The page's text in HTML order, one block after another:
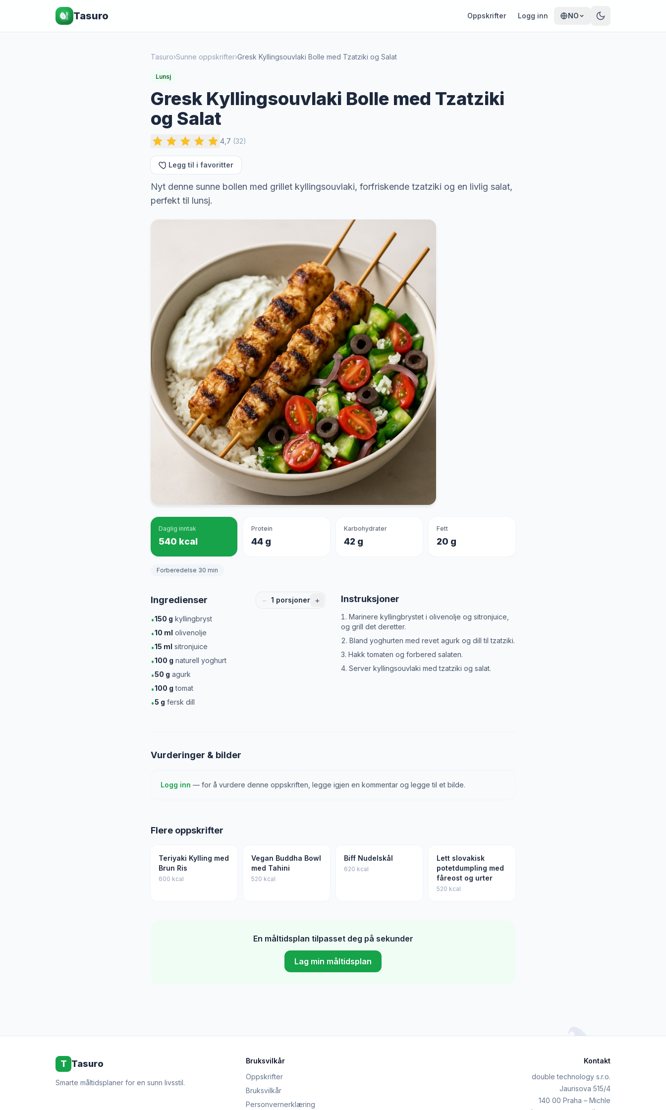
Tasuro Oppskrifter Logg inn NO
Tasuro›Sunne oppskrifter›Gresk Kyllingsouvlaki Bolle med Tzatziki og Salat
Lunsj
Gresk Kyllingsouvlaki Bolle med Tzatziki
og Salat
4,7 (32)
Legg til i favoritter
Nyt denne sunne bollen med grillet kyllingsouvlaki, forfriskende tzatziki og en livlig salat,
perfekt til lunsj.
Daglig inntak
540 kcal
Protein
44 g
Karbohydrater
42 g
Fett
20 g
Forberedelse 30 min
Ingredienser − 1 porsjoner +
•150 g kyllingbryst
•10 ml olivenolje
•15 ml sitronjuice
•100 g naturell yoghurt
•50 g agurk
•100 g tomat
•5 g fersk dill
Instruksjoner
Marinere kyllingbrystet i olivenolje og sitronjuice,
og grill det deretter.
Bland yoghurten med revet agurk og dill til tzatziki.
Hakk tomaten og forbered salaten.
Server kyllingsouvlaki med tzatziki og salat.
Vurderinger & bilder
Logg inn — for å vurdere denne oppskriften, legge igjen en kommentar og legge til et bilde.
Flere oppskrifter
Teriyaki Kylling med
Brun Ris
600 kcal
Vegan Buddha Bowl
med Tahini
520 kcal
Biff Nudelskål
620 kcal
Lett slovakisk
potetdumpling med
fåreost og urter
520 kcal
En måltidsplan tilpasset deg på sekunder
Lag min måltidsplan
T Tasuro
Smarte måltidsplaner for en sunn livsstil.
Bruksvilkår
Oppskrifter
Bruksvilkår
Personvernerklæring
Kontakt
double technology s.r.o.
Jaurisova 515/4
140 00 Praha – Michle